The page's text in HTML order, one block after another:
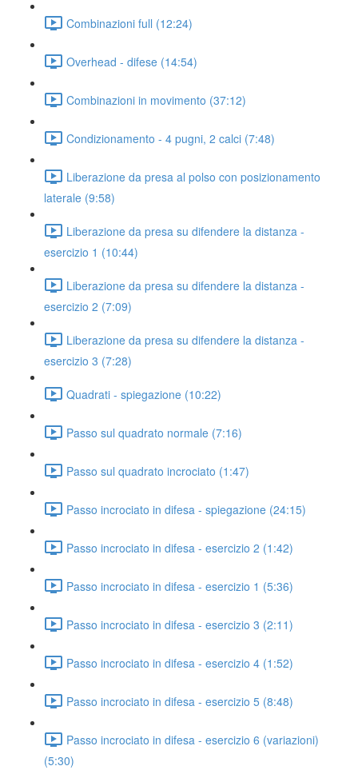
Combinazioni full (12:24)
Overhead - difese (14:54)
Combinazioni in movimento (37:12)
Condizionamento - 4 pugni, 2 calci (7:48)
Liberazione da presa al polso con posizionamento
laterale (9:58)
Liberazione da presa su difendere la distanza -
esercizio 1 (10:44)
Liberazione da presa su difendere la distanza -
esercizio 2 (7:09)
Liberazione da presa su difendere la distanza -
esercizio 3 (7:28)
Quadrati - spiegazione (10:22)
Passo sul quadrato normale (7:16)
Passo sul quadrato incrociato (1:47)
Passo incrociato in difesa - spiegazione (24:15)
Passo incrociato in difesa - esercizio 2 (1:42)
Passo incrociato in difesa - esercizio 1 (5:36)
Passo incrociato in difesa - esercizio 3 (2:11)
Passo incrociato in difesa - esercizio 4 (1:52)
Passo incrociato in difesa - esercizio 5 (8:48)
Passo incrociato in difesa - esercizio 6 (variazioni)
(5:30)